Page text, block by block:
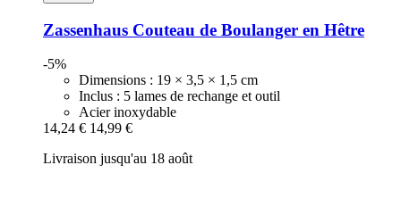
Zassenhaus Couteau de Boulanger en Hêtre
-5%
Dimensions : 19 × 3,5 × 1,5 cm
Inclus : 5 lames de rechange et outil
Acier inoxydable
14,24 € 14,99 €
Livraison jusqu'au 18 août